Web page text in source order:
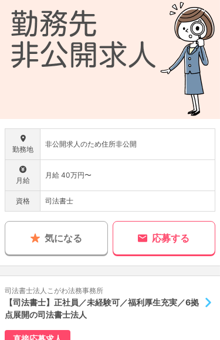
勤務地
非公開求人のため住所非公開
月給
月給 40万円〜
資格 司法書士
気になる 応募する
司法書士法人こがわ法務事務所
【司法書士】正社員／未経験可／福利厚生充実／6拠
点展開の司法書士法人